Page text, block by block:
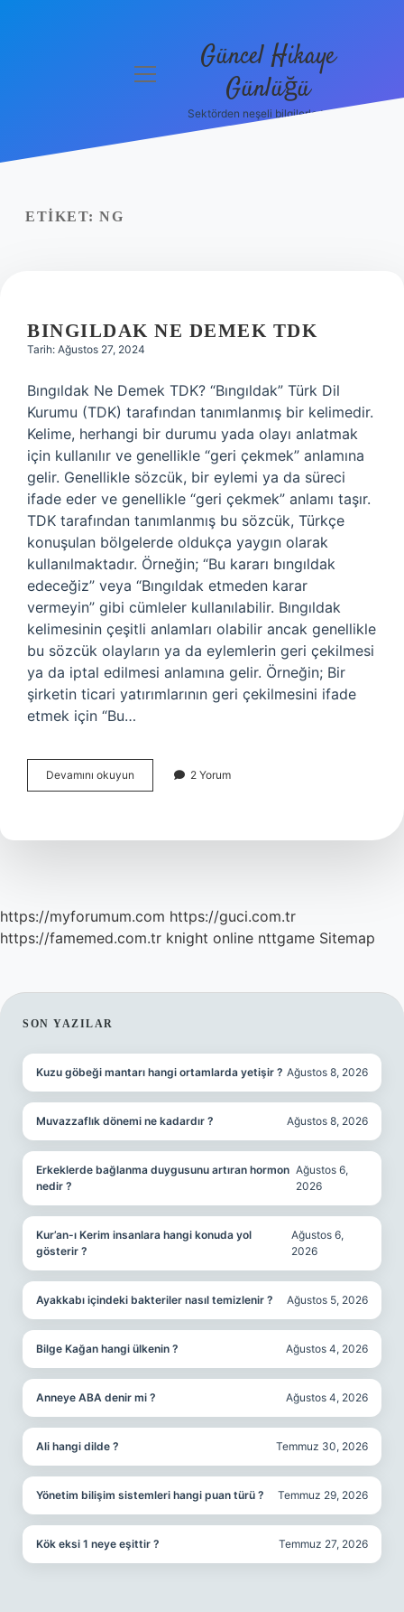
menüyü
Güncel Hikaye
Günlüğü
Sektörden neşeli bilgilerle tanış!
ETIKET: NG
BINGILDAK NE DEMEK TDK
Tarih: Ağustos 27, 2024
Bıngıldak Ne Demek TDK? “Bıngıldak” Türk Dil
Kurumu (TDK) tarafından tanımlanmış bir kelimedir.
Kelime, herhangi bir durumu yada olayı anlatmak
için kullanılır ve genellikle “geri çekmek” anlamına
gelir. Genellikle sözcük, bir eylemi ya da süreci
ifade eder ve genellikle “geri çekmek” anlamı taşır.
TDK tarafından tanımlanmış bu sözcük, Türkçe
konuşulan bölgelerde oldukça yaygın olarak
kullanılmaktadır. Örneğin; “Bu kararı bıngıldak
edeceğiz” veya “Bıngıldak etmeden karar
vermeyin” gibi cümleler kullanılabilir. Bıngıldak
kelimesinin çeşitli anlamları olabilir ancak genellikle
bu sözcük olayların ya da eylemlerin geri çekilmesi
ya da iptal edilmesi anlamına gelir. Örneğin; Bir
şirketin ticari yatırımlarının geri çekilmesini ifade
etmek için “Bu…
Devamını okuyun Bıngıldak
ne
2 Yorum
https://myforumum.com https://guci.com.tr
https://famemed.com.tr knight online nttgame Sitemap
SIDEBAR
SON YAZILAR
Kuzu göbeği mantarı hangi ortamlarda yetişir ? Ağustos 8, 2026
Muvazzaflık dönemi ne kadardır ? Ağustos 8, 2026
Erkeklerde bağlanma duygusunu artıran hormon
nedir ?
Ağustos 6,
2026
Kur’an-ı Kerim insanlara hangi konuda yol
gösterir ?
Ağustos 6,
2026
Ayakkabı içindeki bakteriler nasıl temizlenir ? Ağustos 5, 2026
Bilge Kağan hangi ülkenin ? Ağustos 4, 2026
Anneye ABA denir mi ? Ağustos 4, 2026
Ali hangi dilde ? Temmuz 30, 2026
Yönetim bilişim sistemleri hangi puan türü ? Temmuz 29, 2026
Kök eksi 1 neye eşittir ? Temmuz 27, 2026